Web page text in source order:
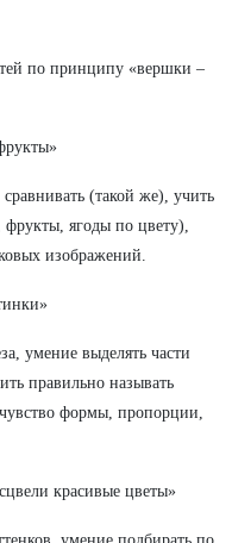
по принципу «вершки –
(такой же), учить
ягоды по цвету),
изображений.
умение выделять части
правильно называть
формы, пропорции,
красивые цветы»